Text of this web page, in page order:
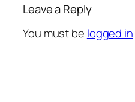
Leave a Reply
You must be logged in